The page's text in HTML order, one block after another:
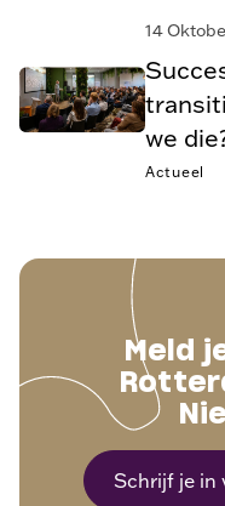
14
we
Actueel
Meld
Schrijf je in